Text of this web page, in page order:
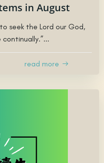
in August
seek the Lord our God,
continually.”...
read more